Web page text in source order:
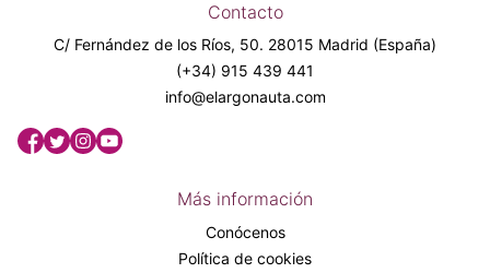
Contacto
C/ Fernández de los Ríos, 50. 28015 Madrid (España)
(+34) 915 439 441
info@elargonauta.com
Más información
Conócenos
Política de cookies